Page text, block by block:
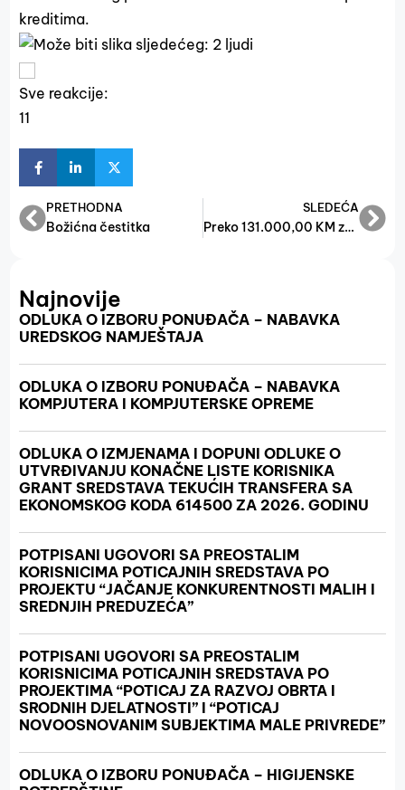
kreditima.
Sve reakcije:
11
PRETHODNA
Božićna čestitka
SLEDEĆA
Preko 131.000,00 KM za poslovnu podrške start-up kompanija i mladih poduzetnika
Najnovije
ODLUKA O IZBORU PONUĐAČA – NABAVKA
UREDSKOG NAMJEŠTAJA
ODLUKA O IZBORU PONUĐAČA – NABAVKA
KOMPJUTERA I KOMPJUTERSKE OPREME
ODLUKA O IZMJENAMA I DOPUNI ODLUKE O
UTVRĐIVANJU KONAČNE LISTE KORISNIKA
GRANT SREDSTAVA TEKUĆIH TRANSFERA SA
EKONOMSKOG KODA 614500 ZA 2026. GODINU
POTPISANI UGOVORI SA PREOSTALIM
KORISNICIMA POTICAJNIH SREDSTAVA PO
PROJEKTU “JAČANJE KONKURENTNOSTI MALIH I
SREDNJIH PREDUZEĆA”
POTPISANI UGOVORI SA PREOSTALIM
KORISNICIMA POTICAJNIH SREDSTAVA PO
PROJEKTIMA “POTICAJ ZA RAZVOJ OBRTA I
SRODNIH DJELATNOSTI” I “POTICAJ
NOVOOSNOVANIM SUBJEKTIMA MALE PRIVREDE”
ODLUKA O IZBORU PONUĐAČA – HIGIJENSKE